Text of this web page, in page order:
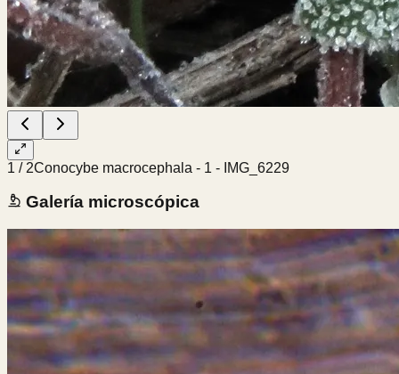
1 / 2Conocybe macrocephala - 1 - IMG_6229
Galería microscópica